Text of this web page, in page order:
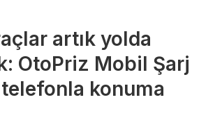
artık yolda
OtoPriz Mobil Şarj
konuma